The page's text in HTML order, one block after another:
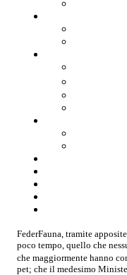
FederFauna, tramite
poco tempo, quello che
che maggiormente hanno
pet; che il medesimo